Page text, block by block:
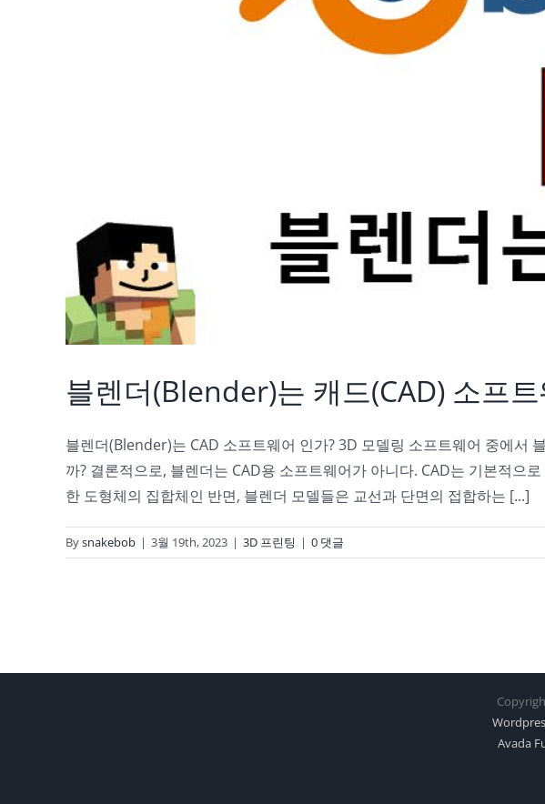
블렌더(Blender)는 캐드(CAD) 소프
블렌더(Blender)는 CAD 소프트웨어 인가? 3D 모델링 소프트웨어 중에서
까? 결론적으로, 블렌더는 CAD용 소프트웨어가 아니다. CAD는 기본적으
한 도형체의 집합체인 반면, 블렌더 모델들은 교선과 단면의 접합하는 [...]
Bysnakebob | 3월 19th, 2023 | 3D 프린팅 | 0 댓글
Avada